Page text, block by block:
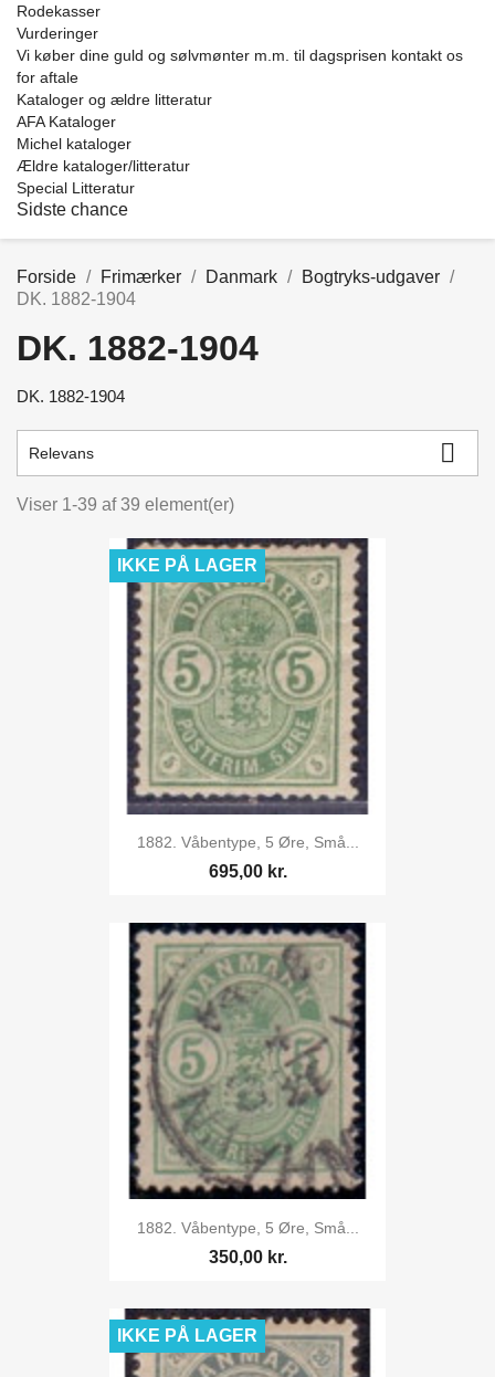
Rodekasser
Vurderinger
Vi køber dine guld og sølvmønter m.m. til dagsprisen kontakt os
for aftale
Kataloger og ældre litteratur
AFA Kataloger
Michel kataloger
Ældre kataloger/litteratur
Special Litteratur
Sidste chance
Forside Frimærker Danmark
Bogtryks-udgaver
DK. 1882-1904
DK. 1882-1904
DK. 1882-1904
Relevans 
Viser 1-39 af 39 element(er)
1882. Våbentype, 5 Øre, Små...
695,00 kr.
IKKE PÅ LAGER
1882. Våbentype, 5 Øre, Små...
350,00 kr.
IKKE PÅ LAGER